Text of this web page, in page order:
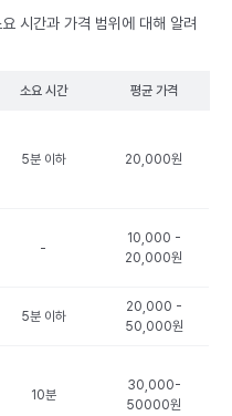
시간과 가격 범위에 대해 알려
소요 시간 평균 가격
5분 이하 20,000원
-
10,000 -
20,000원
5분 이하
20,000 -
50,000원
10분
30,000-
50000원